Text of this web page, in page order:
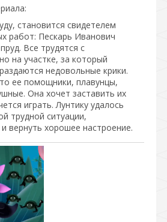
:
становится свидетелем
работ: Пескарь Иванович
Все трудятся с
на участке, за который
недовольные крики.
ее помощники, плавунцы,
Она хочет заставить их
играть. Лунтику удалось
трудной ситуации,
вернуть хорошее настроение.